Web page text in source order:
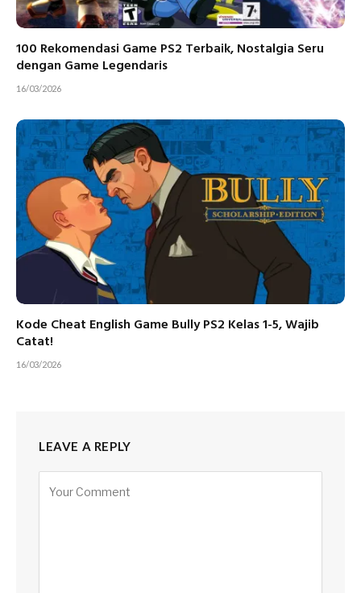
100 Rekomendasi Game PS2 Terbaik, Nostalgia Seru
dengan Game Legendaris
16/03/2026
Kode Cheat English Game Bully PS2 Kelas 1-5, Wajib
Catat!
16/03/2026
LEAVE A REPLY